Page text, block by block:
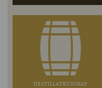
DESTILLATKUNSKAP